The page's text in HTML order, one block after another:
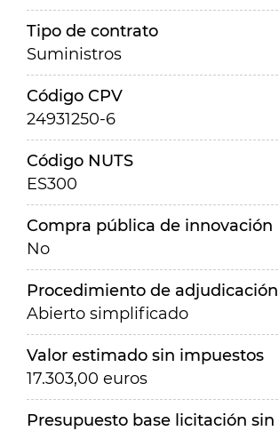
Tipo de contrato
Suministros
Código CPV
24931250-6
Código NUTS
ES300
Compra pública de innovación
No
Procedimiento de adjudicación
Abierto simplificado
Valor estimado sin impuestos
17.303,00 euros
Presupuesto base licitación